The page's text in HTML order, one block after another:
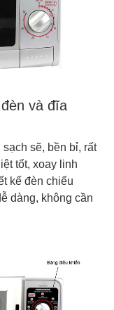
và đĩa
sẽ, bền bỉ, rất
tốt, xoay linh
kế đèn chiếu
dàng, không cần